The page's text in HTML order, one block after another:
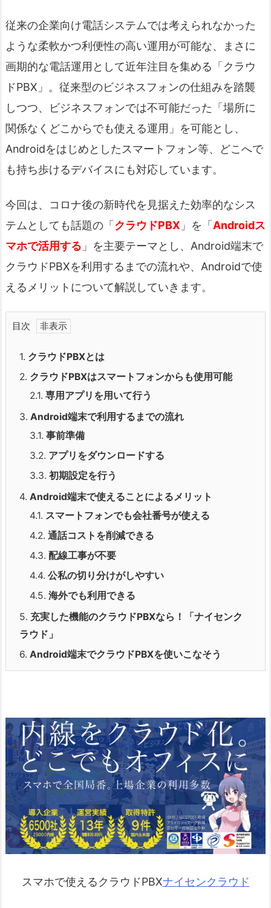
従来の企業向け電話システムでは考えられなかった
ような柔軟かつ利便性の高い運用が可能な、まさに
画期的な電話運用として近年注目を集める「クラウ
ドPBX」。従来型のビジネスフォンの仕組みを踏襲
しつつ、ビジネスフォンでは不可能だった「場所に
関係なくどこからでも使える運用」を可能とし、
Androidをはじめとしたスマートフォン等、どこへで
も持ち歩けるデバイスにも対応しています。
今回は、コロナ後の新時代を見据えた効率的なシス
テムとしても話題の「クラウドPBX 」を「Androidス
マホで活用する 」を主要テーマとし、Android端末で
クラウドPBXを利用するまでの流れや、Androidで使
えるメリットについて解説していきます。
目次
1. クラウドPBXとは
2. クラウドPBXはスマートフォンからも使用可能
2.1. 専用アプリを用いて行う
3. Android端末で利用するまでの流れ
3.1. 事前準備
3.2. アプリをダウンロードする
3.3. 初期設定を行う
4. Android端末で使えることによるメリット
4.1. スマートフォンでも会社番号が使える
4.2. 通話コストを削減できる
4.3. 配線工事が不要
4.4. 公私の切り分けがしやすい
4.5. 海外でも利用できる
5. 充実した機能のクラウドPBXなら！「ナイセンク
ラウド」
6. Android端末でクラウドPBXを使いこなそう
スマホで使えるクラウドPBXナイセンクラウド